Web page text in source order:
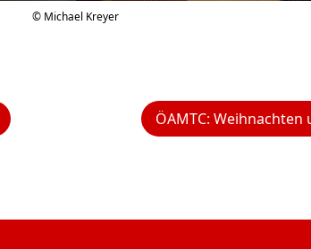
© Michael Kreyer